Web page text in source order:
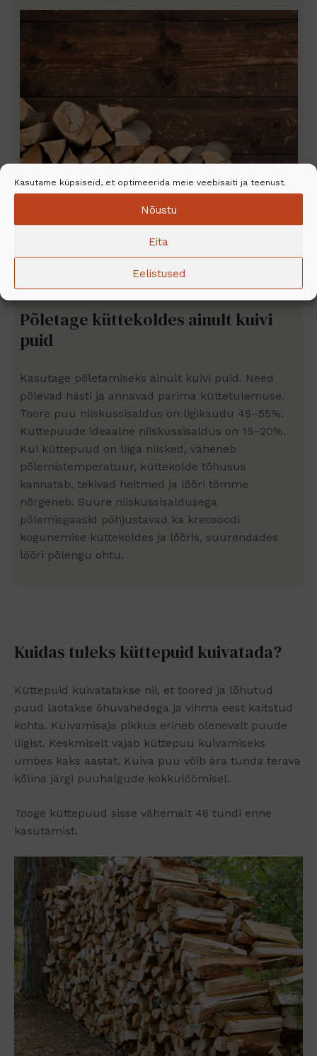
Kasutame küpsiseid, et optimeerida meie veebisaiti ja teenust.
Nõustu
Eita
Eelistused
Põletage küttekoldes ainult kuivi
puid
Kasutage põletamiseks ainult kuivi puid. Need
põlevad hästi ja annavad parima küttetulemuse.
Toore puu niiskussisaldus on ligikaudu 45–55%.
Küttepuude ideaalne niiskussisaldus on 15–20%.
Kui küttepuud on liiga niisked, väheneb
põlemistemperatuur, küttekolde tõhusus
kannatab, tekivad heitmed ja lõõri tõmme
nõrgeneb. Suure niiskussisaldusega
põlemisgaasid põhjustavad ka kreosoodi
kogunemise küttekoldes ja lõõris, suurendades
lõõri põlengu ohtu.
Kuidas tuleks küttepuid kuivatada?
Küttepuid kuivatatakse nii, et toored ja lõhutud
puud laotakse õhuvahedega ja vihma eest kaitstud
kohta. Kuivamisaja pikkus erineb olenevalt puude
liigist. Keskmiselt vajab küttepuu kuivamiseks
umbes kaks aastat. Kuiva puu võib ära tunda terava
kõlina järgi puuhalgude kokkulöömisel.
Tooge küttepuud sisse vähemalt 48 tundi enne
kasutamist.